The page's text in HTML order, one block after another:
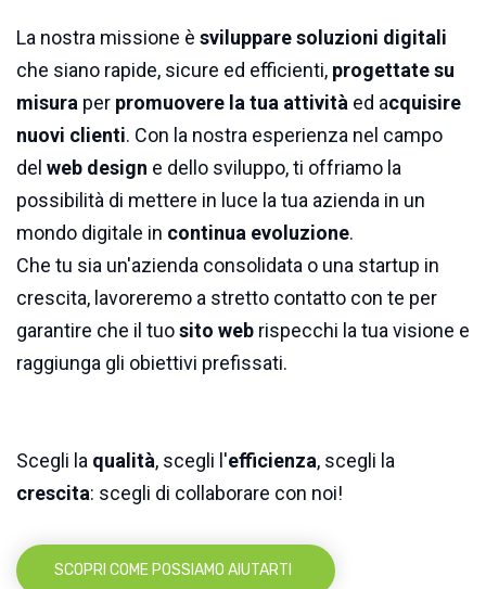
La nostra missione è sviluppare soluzioni digitali
che siano rapide, sicure ed efficienti, progettate su
misura per promuovere la tua attività ed acquisire
nuovi clienti. Con la nostra esperienza nel campo
del web design e dello sviluppo, ti offriamo la
possibilità di mettere in luce la tua azienda in un
mondo digitale in continua evoluzione.
Che tu sia un'azienda consolidata o una startup in
crescita, lavoreremo a stretto contatto con te per
garantire che il tuosito web rispecchi la tua visione e
raggiunga gli obiettivi prefissati.
Scegli la qualità, scegli l'efficienza, scegli la
crescita: scegli di collaborare con noi!
SCOPRI COME POSSIAMO AIUTARTI